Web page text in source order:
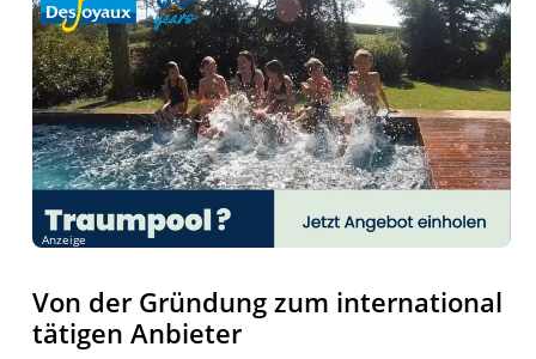
Anzeige
Von der Gründung zum international
tätigen Anbieter